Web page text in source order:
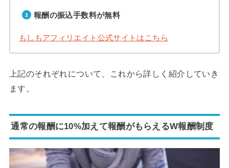
報酬の振込手数料が無料
もしもアフィリエイト公式サイトはこちら
上記のそれぞれについて、これから詳しく紹介していき
ます。
通常の報酬に10%加えて報酬がもらえるW報酬制度